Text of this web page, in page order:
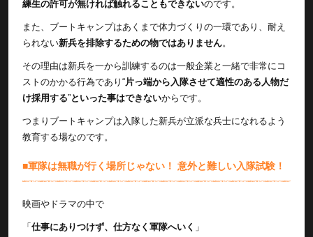
練生の許可が無ければ触れることもできないのです。
また、ブートキャンプはあくまで体力づくりの一環であり、耐え
られない新兵を排除するための物ではありません。
その理由は新兵を一から訓練するのは一般企業と一緒で非常にコ
ストのかかる行為であり“片っ端から入隊させて適性のある人物だ
け採用する”といった事はできないからです。
つまりブートキャンプは入隊した新兵が立派な兵士になれるよう
教育する場なのです。
■軍隊は無職が行く場所じゃない！ 意外と難しい入隊試験！
映画やドラマの中で
「 仕事にありつけず、仕方なく軍隊へいく 」